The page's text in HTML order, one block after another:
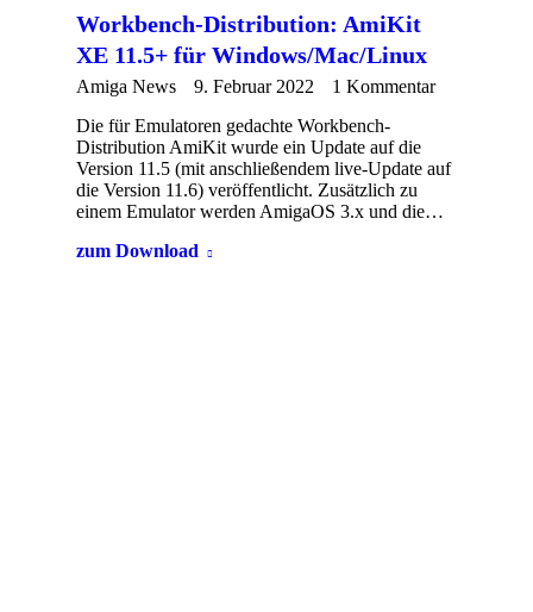
Workbench-Distribution: AmiKit
XE 11.5+ für Windows/Mac/Linux
Amiga News 9. Februar 2022
1 Kommentar
Die für Emulatoren gedachte Workbench-
Distribution AmiKit wurde ein Update auf die
Version 11.5 (mit anschließendem live-Update auf
die Version 11.6) veröffentlicht. Zusätzlich zu
einem Emulator werden AmigaOS 3.x und die…
zum Download